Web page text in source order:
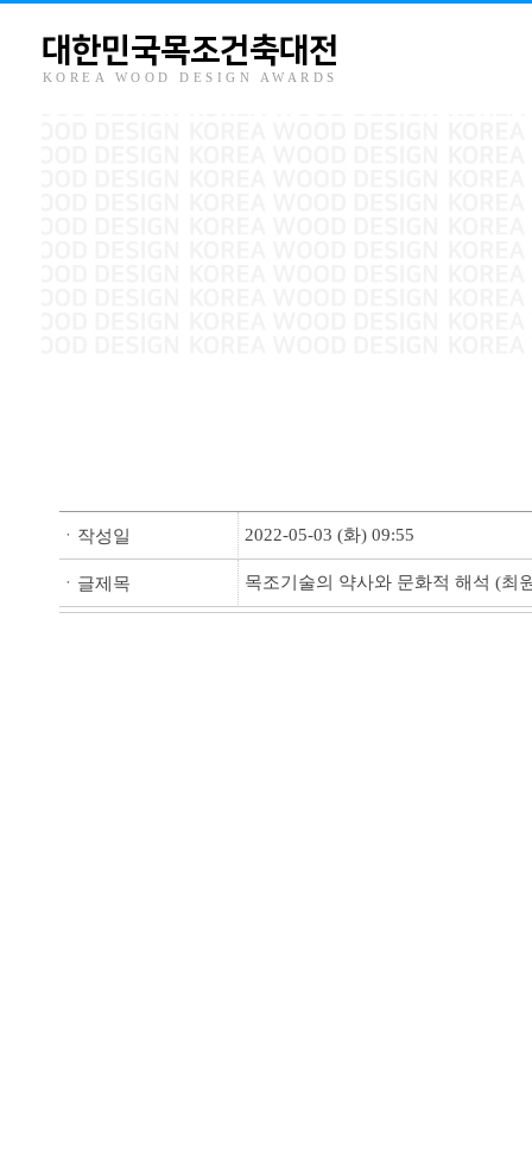
대한민국목조건축대전
KOREA WOOD DESIGN AWARDS
ㆍ작성일 2022-05-03 (화) 09:55
ㆍ글제목 목조기술의 약사와 문화적 해석 (최